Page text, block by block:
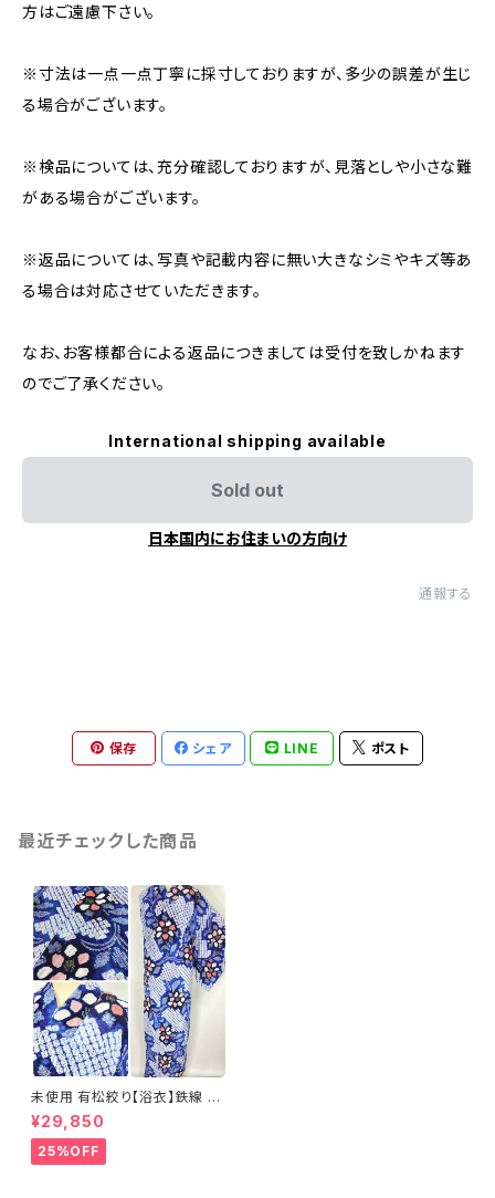
方はご遠慮下さい。
※寸法は一点一点丁寧に採寸しておりますが、多少の誤差が生じ
る場合がございます。
※検品については、充分確認しておりますが、見落としや小さな難
がある場合がございます。
※返品については、写真や記載内容に無い大きなシミやキズ等あ
る場合は対応させていただきます。
なお、お客様都合による返品につきましては受付を致しかねます
のでご了承ください。
International shipping available
Sold out
日本国内にお住まいの方向け
通報する
保存 シェア LINE ポスト
最近チェックした商品
未使用 有松絞り【浴衣】鉄線 夏
着物 綿 有松鳴海絞り 青 白 ブ
ルー ピンク 084
¥29,850
25%OFF